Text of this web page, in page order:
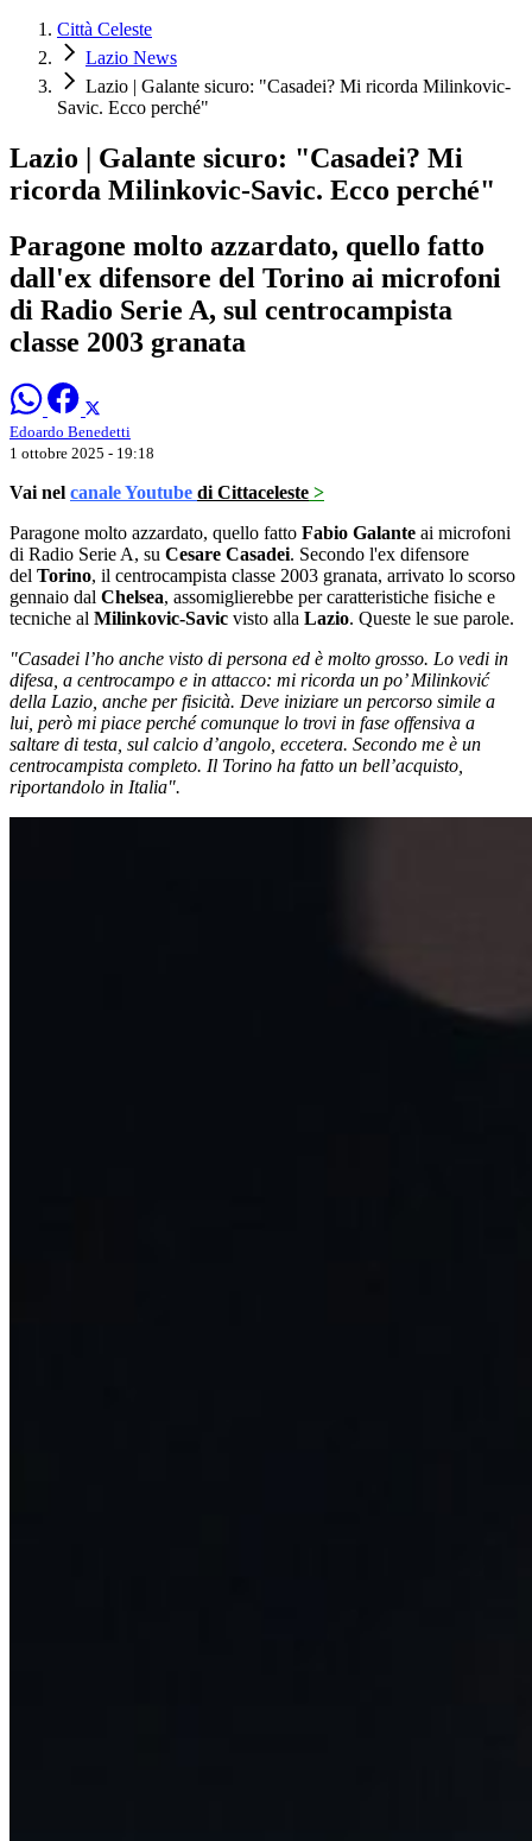
Città Celeste
Lazio News
Lazio | Galante sicuro: "Casadei? Mi ricorda Milinkovic-
Savic. Ecco perché"
Lazio | Galante sicuro: "Casadei? Mi
ricorda Milinkovic-Savic. Ecco perché"
Paragone molto azzardato, quello fatto
dall'ex difensore del Torino ai microfoni
di Radio Serie A, sul centrocampista
classe 2003 granata
Edoardo Benedetti
1 ottobre 2025 - 19:18
Vai nel canale Youtube di Cittaceleste >
Paragone molto azzardato, quello fatto Fabio Galante ai microfoni
di Radio Serie A, su Cesare Casadei. Secondo l'ex difensore
del Torino, il centrocampista classe 2003 granata, arrivato lo scorso
gennaio dal Chelsea, assomiglierebbe per caratteristiche fisiche e
tecniche al Milinkovic-Savic visto alla Lazio. Queste le sue parole.
"Casadei l’ho anche visto di persona ed è molto grosso. Lo vedi in
difesa, a centrocampo e in attacco: mi ricorda un po’ Milinković
della Lazio, anche per fisicità. Deve iniziare un percorso simile a
lui, però mi piace perché comunque lo trovi in fase offensiva a
saltare di testa, sul calcio d’angolo, eccetera. Secondo me è un
centrocampista completo. Il Torino ha fatto un bell’acquisto,
riportandolo in Italia".